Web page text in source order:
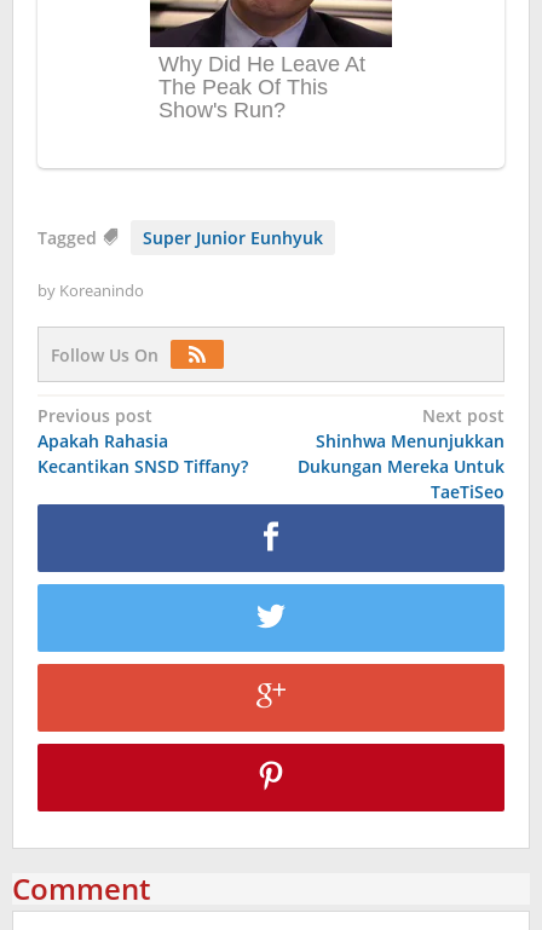
Tagged Super Junior Eunhyuk
by Koreanindo
Follow Us On
Post
navigation
Previous post
Apakah Rahasia
Kecantikan SNSD Tiffany?
Next post
Shinhwa Menunjukkan
Dukungan Mereka Untuk
TaeTiSeo
Comment